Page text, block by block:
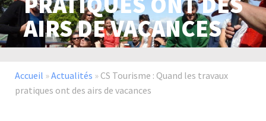
Paysage,
AIRS DE VACANCES
Accueil »Actualités » CS Tourisme : Quand les travaux
pratiques ont des airs de vacances